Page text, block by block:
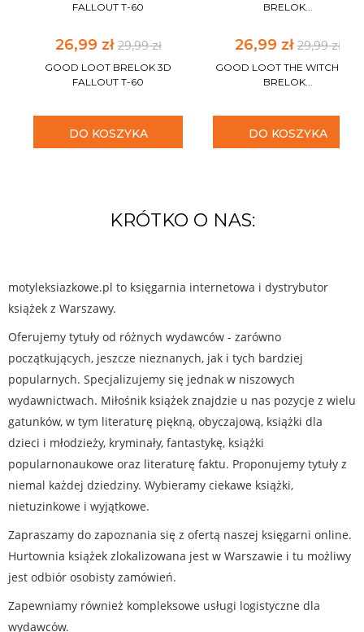
FALLOUT T-60
26,99 zł29,99 zł
GOOD LOOT BRELOK 3D
FALLOUT T-60
DO KOSZYKA
BRELOK...
26,99 zł29,99 zł
GOOD LOOT THE WITCHER 3
BRELOK...
DO KOSZYKA
KRÓTKO O NAS:
motyleksiazkowe.pl to księgarnia internetowa i dystrybutor
książek z Warszawy.
Oferujemy tytuły od różnych wydawców - zarówno
początkujących, jeszcze nieznanych, jak i tych bardziej
popularnych. Specjalizujemy się jednak w niszowych
wydawnictwach. Miłośnik książek znajdzie u nas pozycje z wielu
gatunków, w tym literaturę piękną, obyczajową, książki dla
dzieci i młodzieży, kryminały, fantastykę, książki
popularnonaukowe oraz literaturę faktu. Proponujemy tytuły z
niemal każdej dziedziny. Wybieramy ciekawe książki,
nietuzinkowe i wyjątkowe.
Zapraszamy do zapoznania się z ofertą naszej księgarni online.
Hurtownia książek zlokalizowana jest w Warszawie i tu możliwy
jest odbiór osobisty zamówień.
Zapewniamy również kompleksowe usługi logistyczne dla
wydawców.